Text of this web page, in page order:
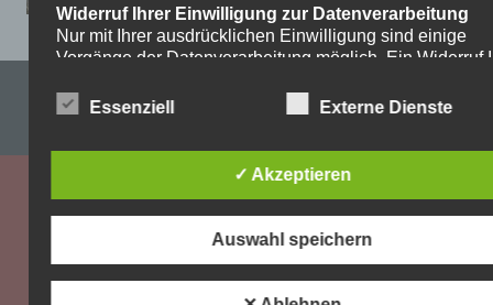
Widerruf Ihrer Einwilligung zur Datenverarbeitung
Nur mit Ihrer ausdrücklichen Einwilligung sind einige
Vorgänge der Datenverarbeitung möglich. Ein Widerruf
Widerruf genügt eine formlose Mitteilung per E-Mail. Die
Recht auf Beschwerde bei der zuständigen
Aufsichtsbehörde
Als Betroffener steht Ihnen im Falle eines
der zuständigen Aufsichtsbehörde zu. Zuständige
Aufsichtsbehörde bezüglich datenschutzrechtlicher
Essenziell Externe Dienste
✓ Akzeptieren
Auswahl speichern